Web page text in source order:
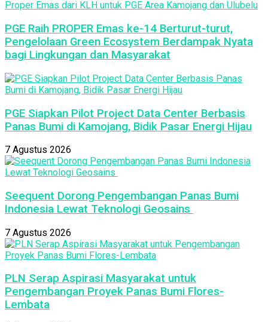
PGE Raih PROPER Emas ke-14 Berturut-turut,
Pengelolaan Green Ecosystem Berdampak Nyata
bagi Lingkungan dan Masyarakat
PGE Siapkan Pilot Project Data Center Berbasis
Panas Bumi di Kamojang, Bidik Pasar Energi Hijau
7 Agustus 2026
Seequent Dorong Pengembangan Panas Bumi
Indonesia Lewat Teknologi Geosains
7 Agustus 2026
PLN Serap Aspirasi Masyarakat untuk
Pengembangan Proyek Panas Bumi Flores-
Lembata